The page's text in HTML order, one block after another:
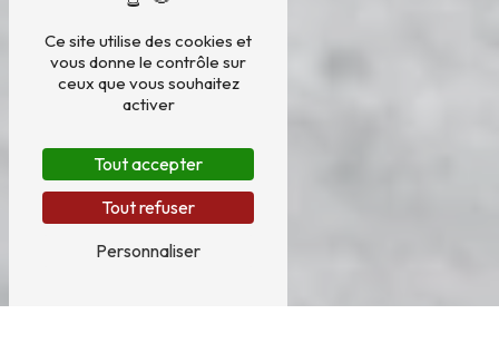
Ce site utilise des cookies et
vous donne le contrôle sur
ceux que vous souhaitez
activer
Tout accepter
Tout refuser
Personnaliser